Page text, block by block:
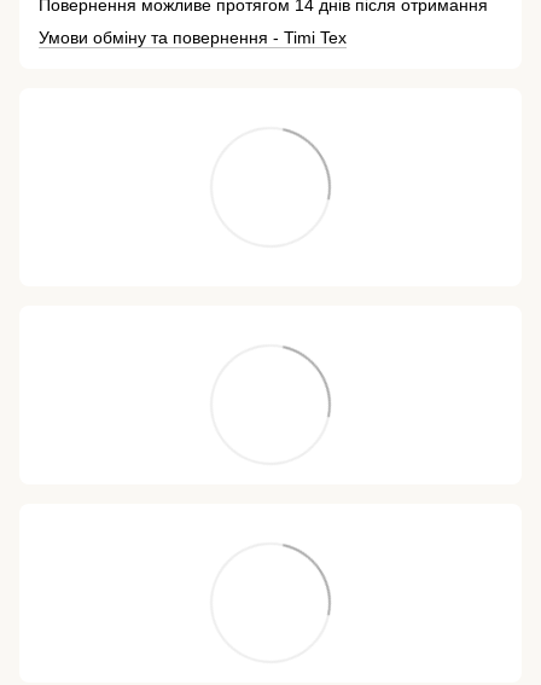
Повернення можливе протягом 14 днів після отримання
Умови обміну та повернення - Timi Tex